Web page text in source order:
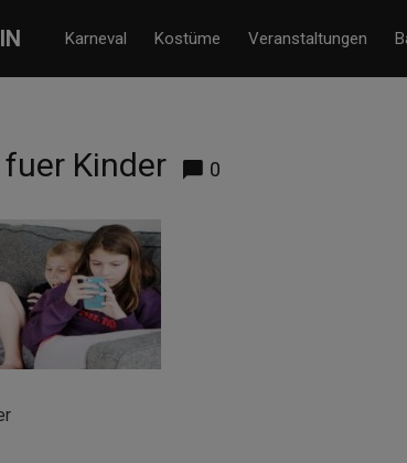
Karneval Kostüme Veranstaltungen
Kinder 0